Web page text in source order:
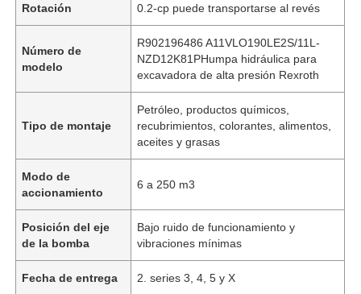
Rotación 0.2-cp puede transportarse al revés
Número de
modelo
R902196486 A11VLO190LE2S/11L-
NZD12K81PHumpa hidráulica para
excavadora de alta presión Rexroth
Tipo de montaje
Petróleo, productos químicos,
recubrimientos, colorantes, alimentos,
aceites y grasas
Modo de
accionamiento
6 a 250 m3
Posición del eje
de la bomba
Bajo ruido de funcionamiento y
vibraciones mínimas
Fecha de entrega 2. series 3, 4, 5 y X